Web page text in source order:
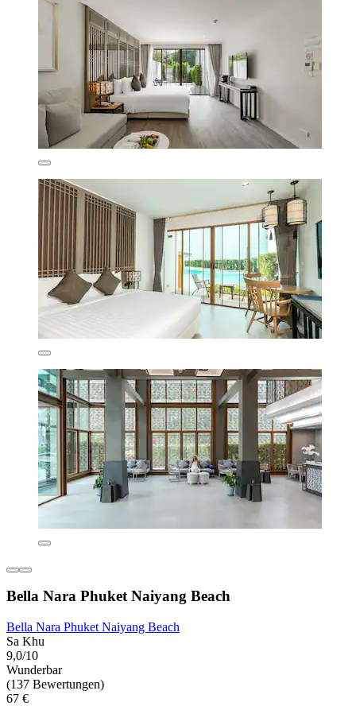
Bella Nara Phuket Naiyang Beach
Bella Nara Phuket Naiyang Beach
Sa Khu
9,0/10
Wunderbar
(137 Bewertungen)
67 €